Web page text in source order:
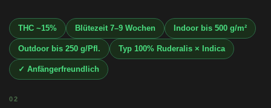
THC ~15% Blütezeit 7–9 Wochen Indoor bis 500 g/m²
Outdoor bis 250 g/Pfl. Typ 100% Ruderalis × Indica
✓ Anfängerfreundlich
02